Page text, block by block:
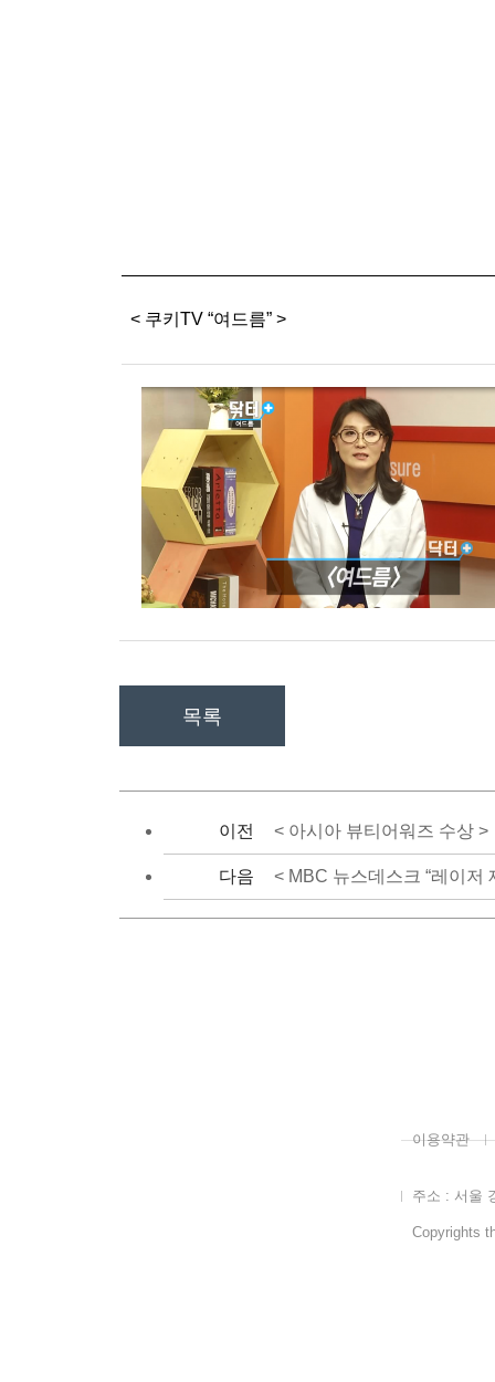
< 쿠키TV “여드름” >
목록
이전 < 아시아 뷰티어워즈 수상 >
다음 < MBC 뉴스데스크 “레이저
이용약관
주소 : 서울
Copyrights